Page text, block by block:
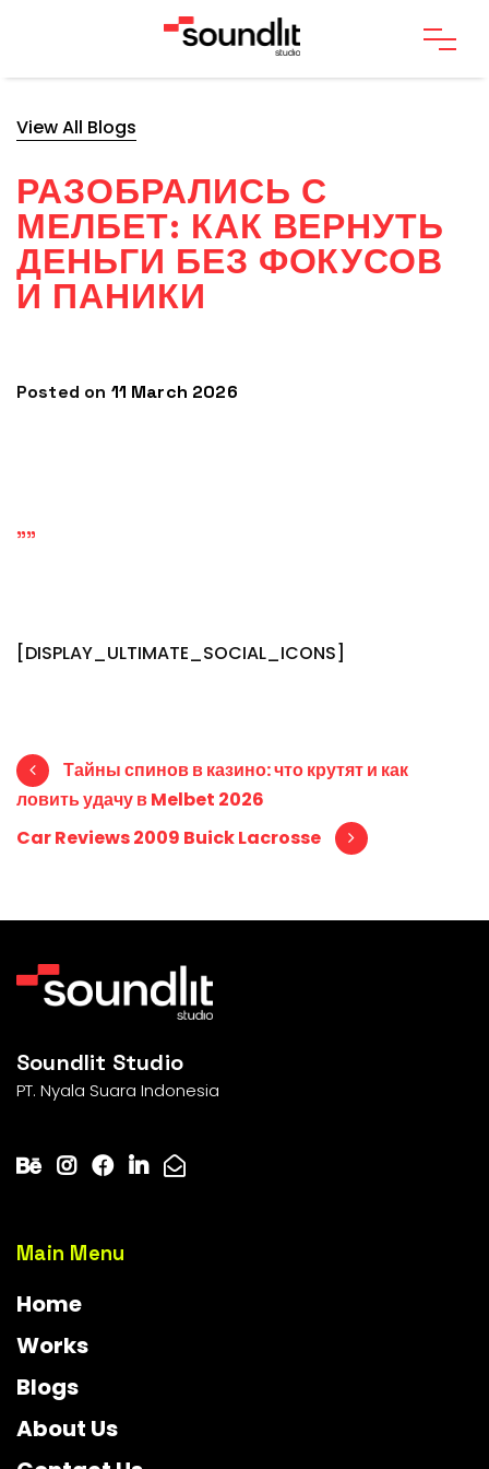
View All Blogs
РАЗОБРАЛИСЬ С
МЕЛБЕТ: КАК ВЕРНУТЬ
ДЕНЬГИ БЕЗ ФОКУСОВ
И ПАНИКИ
Posted on 11 March 2026
""
[DISPLAY_ULTIMATE_SOCIAL_ICONS]
Post navigation
Тайны спинов в казино: что крутят и как
ловить удачу в Melbet 2026
Car Reviews 2009 Buick Lacrosse
Soundlit Studio
PT. Nyala Suara Indonesia
Main Menu
Home
Works
Blogs
About Us